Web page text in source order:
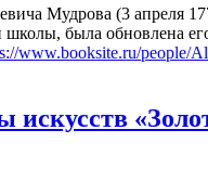
Мудрова (3 апреля
школы, была обновлена
www.booksite.ru/people/